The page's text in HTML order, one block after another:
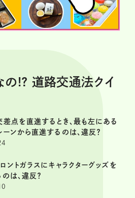
の!? 道路交通法クイ
差点を直進するとき、最も左にある
ンから直進するのは、違反？
ントガラスにキャラクターグッズを
は、違反？